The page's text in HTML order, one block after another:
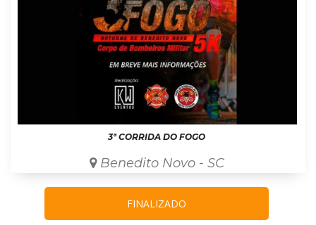
3ª CORRIDA DO FOGO
Benedito Novo - SC
FINALIZADO